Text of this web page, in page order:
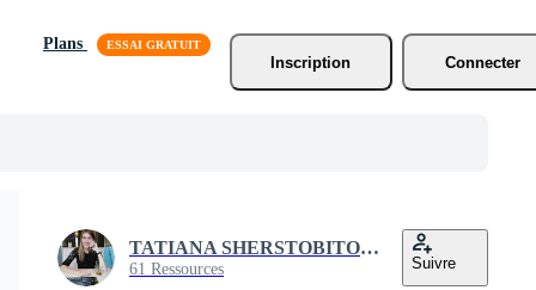
Plans
Inscription
Connecter
TATIANA SHERSTOBITOVA
61 Ressources Suivre